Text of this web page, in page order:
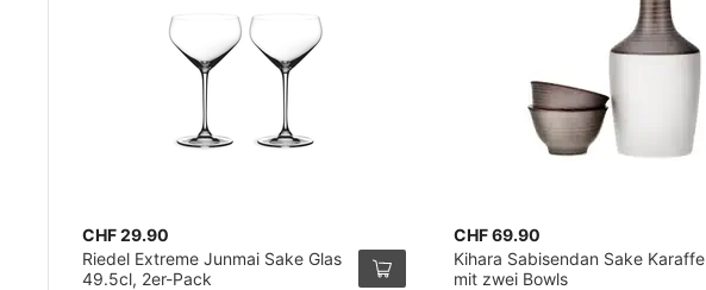
CHF 29.90
Riedel Extreme Junmai Sake Glas
49.5cl, 2er-Pack
CHF 69.90
Kihara Sabisendan Sake Karaffe
mit zwei Bowls